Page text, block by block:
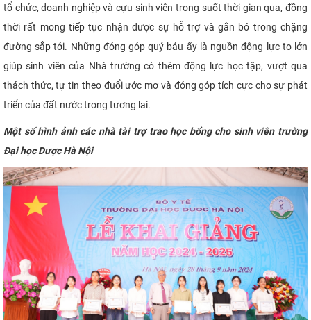
tổ chức, doanh nghiệp và cựu sinh viên trong suốt thời gian qua, đồng
thời rất mong tiếp tục nhận được sự hỗ trợ và gắn bó trong chặng
đường sắp tới. Những đóng góp quý báu ấy là nguồn động lực to lớn
giúp sinh viên của Nhà trường có thêm động lực học tập, vượt qua
thách thức, tự tin theo đuổi ước mơ và đóng góp tích cực cho sự phát
triển của đất nước trong tương lai.
Một số hình ảnh các nhà tài trợ trao học bổng cho sinh viên trường
Đại học Dược Hà Nội